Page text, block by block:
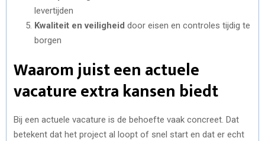
levertijden
Kwaliteit en veiligheid door eisen en controles tijdig te
borgen
Waarom juist een actuele
vacature extra kansen biedt
Bij een actuele vacature is de behoefte vaak concreet. Dat
betekent dat het project al loopt of snel start en dat er echt